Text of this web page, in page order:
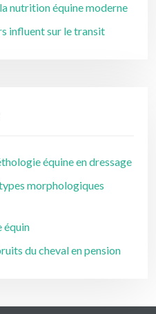
nutrition équine moderne
influent sur le transit
équine en dressage
morphologiques
équin
du cheval en pension